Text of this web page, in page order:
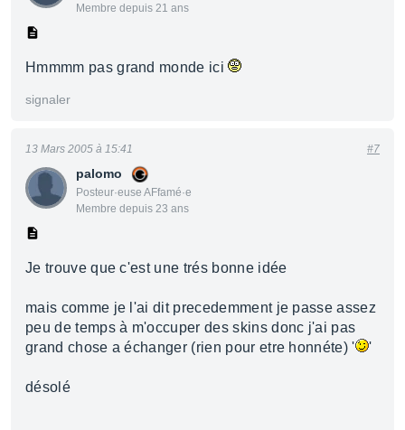
Membre depuis 21 ans
Hmmmm pas grand monde ici
signaler
palomo
Posteur·euse AFfamé·e
Membre depuis 23 ans
13 Mars 2005 à 15:41 #7
Je trouve que c'est une trés bonne idée
mais comme je l'ai dit precedemment je passe assez
peu de temps à m'occuper des skins donc j'ai pas
grand chose a échanger (rien pour etre honnéte) '
'
désolé